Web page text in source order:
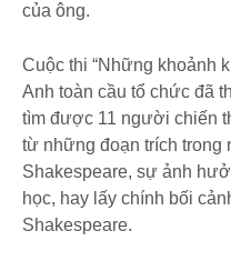
của ông.
Cuộc thi “Những khoảnh
Anh toàn cầu tổ chức đã
tìm được 11 người chiến
từ những đoạn trích trong
Shakespeare, sự ảnh
học, hay lấy chính bối
Shakespeare.